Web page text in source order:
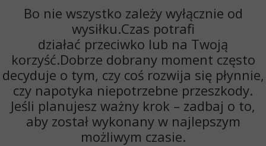
Bo nie wszystko zależy wyłącznie od
wysiłku.Czas potrafi
działać przeciwko lub na Twoją
korzyść.Dobrze dobrany moment często
decyduje o tym, czy coś rozwija się płynnie,
czy napotyka niepotrzebne przeszkody.
Jeśli planujesz ważny krok – zadbaj o to,
aby został wykonany w najlepszym
możliwym czasie.